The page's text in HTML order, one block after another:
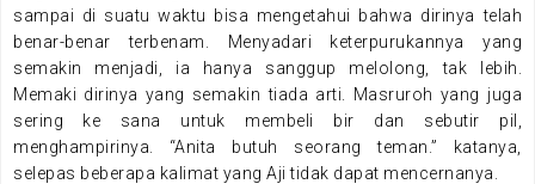
sampai di suatu waktu bisa mengetahui bahwa dirinya telah
benar-benar terbenam. Menyadari keterpurukannya yang
semakin menjadi, ia hanya sanggup melolong, tak lebih.
Memaki dirinya yang semakin tiada arti. Masruroh yang juga
sering ke sana untuk membeli bir dan sebutir pil,
menghampirinya. “Anita butuh seorang teman.” katanya,
selepas beberapa kalimat yang Aji tidak dapat mencernanya.